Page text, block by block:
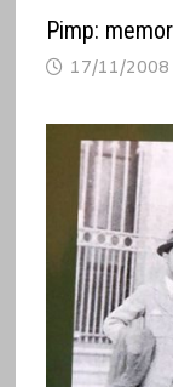
Pimp:
17/11/2008